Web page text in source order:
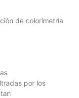
de colorimetría
por los